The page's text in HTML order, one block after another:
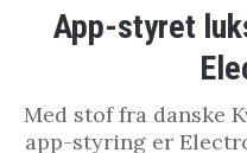
App-styret
Med stof fra danske
app-styring er